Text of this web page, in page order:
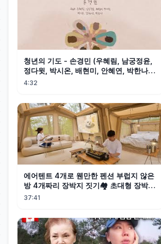
청년의 기도 - 손경민 (우혜림, 남궁정윤,
정다윗, 박시온, 배현미, 안혜연, 박한나),
(햇살콩 캘리)
4:32
에어텐트 4개로 웬만한 펜션 부럽지 않은
방 4개짜리 장박지 짓기🏘️ 초대형 장박캠
핑
37:41